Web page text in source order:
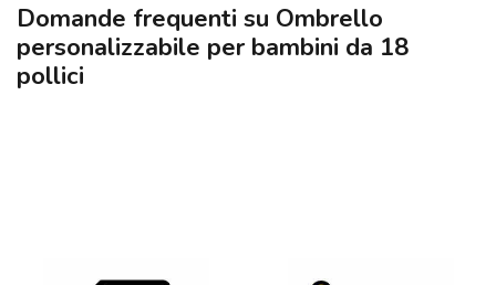
Domande frequenti su Ombrello
personalizzabile per bambini da 18
pollici